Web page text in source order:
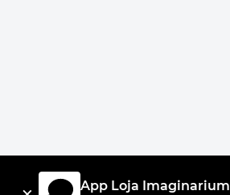
App Loja Imaginarium